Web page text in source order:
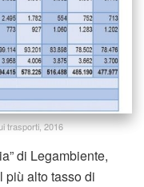
trasporti, 2016
di Legambiente,
più alto tasso di